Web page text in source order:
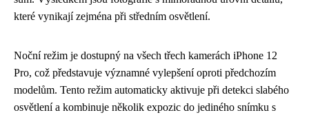
které vynikají zejména při středním osvětlení.
Noční režim je dostupný na všech třech kamerách iPhone 12
Pro, což představuje významné vylepšení oproti předchozím
modelům. Tento režim automaticky aktivuje při detekci slabého
osvětlení a kombinuje několik expozic do jediného snímku s